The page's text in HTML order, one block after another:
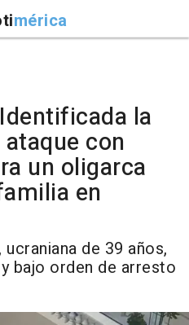
mérica
la
con
un oligarca
en
de 39 años,
bajo orden de arresto